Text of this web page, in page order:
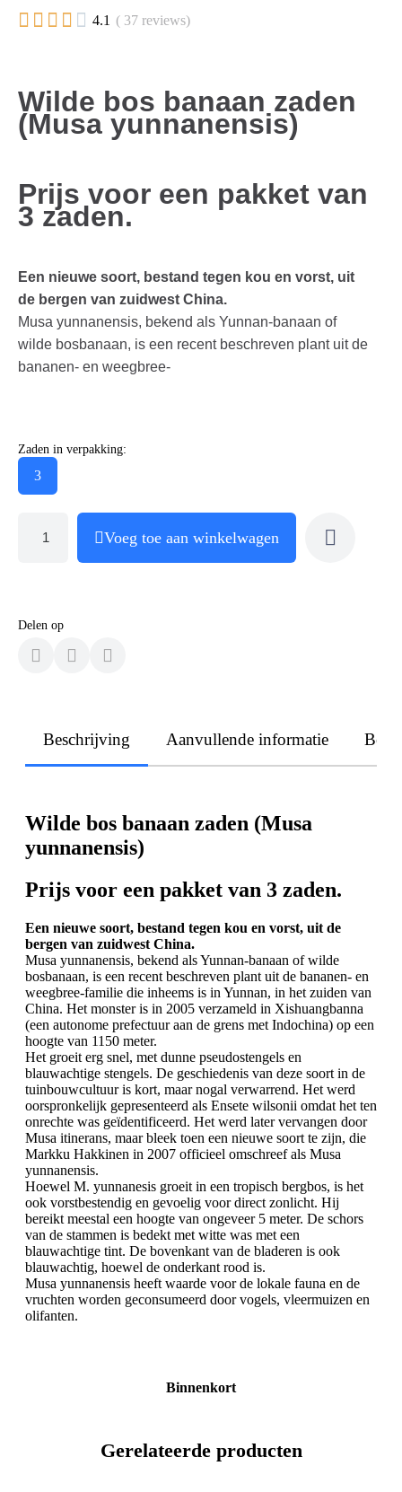
     4.1 ( 37 reviews)
Wilde bos banaan zaden
(Musa yunnanensis)
Prijs voor een pakket van
3 zaden.
Een nieuwe soort, bestand tegen kou en vorst, uit
de bergen van zuidwest China.
Musa yunnanensis, bekend als Yunnan-banaan of
wilde bosbanaan, is een recent beschreven plant uit de
bananen- en weegbree-
Zaden in verpakking:
3
Voeg toe aan winkelwagen
Delen op
Beschrijving Aanvullende informatie
Wilde bos banaan zaden (Musa
yunnanensis)
Prijs voor een pakket van 3 zaden.
Een nieuwe soort, bestand tegen kou en vorst, uit de
bergen van zuidwest China.
Musa yunnanensis, bekend als Yunnan-banaan of wilde
bosbanaan, is een recent beschreven plant uit de bananen- en
weegbree-familie die inheems is in Yunnan, in het zuiden van
China. Het monster is in 2005 verzameld in Xishuangbanna
(een autonome prefectuur aan de grens met Indochina) op een
hoogte van 1150 meter.
Het groeit erg snel, met dunne pseudostengels en
blauwachtige stengels. De geschiedenis van deze soort in de
tuinbouwcultuur is kort, maar nogal verwarrend. Het werd
oorspronkelijk gepresenteerd als Ensete wilsonii omdat het ten
onrechte was geïdentificeerd. Het werd later vervangen door
Musa itinerans, maar bleek toen een nieuwe soort te zijn, die
Markku Hakkinen in 2007 officieel omschreef als Musa
yunnanensis.
Hoewel M. yunnanesis groeit in een tropisch bergbos, is het
ook vorstbestendig en gevoelig voor direct zonlicht. Hij
bereikt meestal een hoogte van ongeveer 5 meter. De schors
van de stammen is bedekt met witte was met een
blauwachtige tint. De bovenkant van de bladeren is ook
blauwachtig, hoewel de onderkant rood is.
Musa yunnanensis heeft waarde voor de lokale fauna en de
vruchten worden geconsumeerd door vogels, vleermuizen en
olifanten.
Binnenkort
Gerelateerde producten